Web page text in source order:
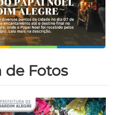
de Fotos